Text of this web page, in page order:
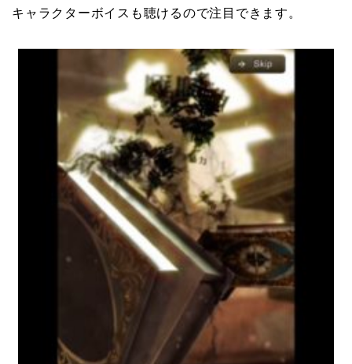
キャラクターボイスも聴けるので注目できます。